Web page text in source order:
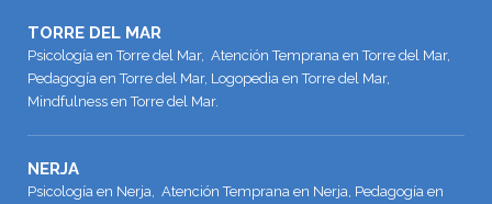
TORRE DEL MAR
Psicología en Torre del Mar, Atención Temprana en Torre del Mar,
Pedagogía en Torre del Mar, Logopedia en Torre del Mar,
Mindfulness en Torre del Mar.
NERJA
Psicología en Nerja, Atención Temprana en Nerja, Pedagogía en